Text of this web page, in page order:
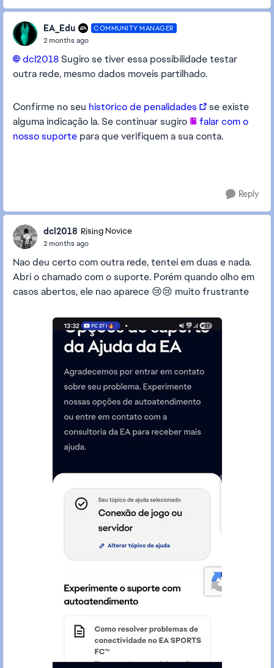
EA_Edu COMMUNITY MANAGER
2 months ago
dcl2018​Sugiro se tiver essa possibilidade testar
outra rede, mesmo dados moveis partilhado.
Confirme no seu histórico de penalidades
se existe
alguma indicação la. Se continuar sugiro
falar com o
nosso suporte para que verifiquem a sua conta.
Reply
dcl2018 Rising Novice
2 months ago
Nao deu certo com outra rede, tentei em duas e nada.
Abri o chamado com o suporte. Porém quando olho em
casos abertos, ele nao aparece 😢😢 muito frustrante